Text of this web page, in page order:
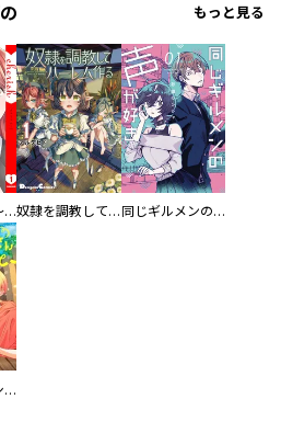
もっと見る
葬儀屋タケコ～あなたの最期、叶えます【電子単行本版】 奴隷を調教してハーレム作る 同じギルメンの声が好き
カラちゃんとシトーさんと、 【分冊版】